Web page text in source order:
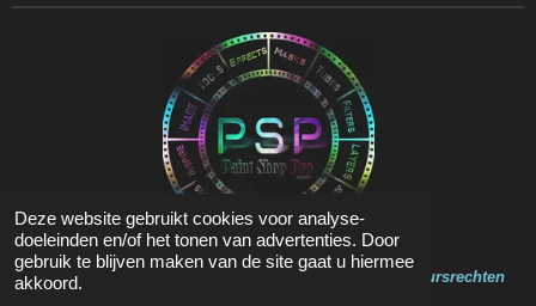
Deze website gebruikt cookies voor analyse-
doeleinden en/of het tonen van advertenties. Door
gebruik te blijven maken van de site gaat u hiermee
akkoord.
Op de inhoud van deze website zit Copyright en Auteursrechten